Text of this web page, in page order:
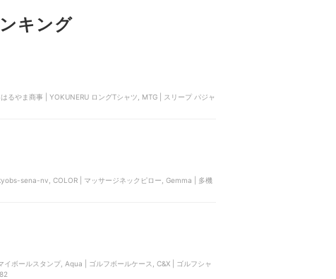
キング
るやま商事 | YOKUNERU ロングTシャツ, MTG | スリープ パジャ
sena-nv, COLOR | マッサージネックピロー, Gemma | 多機
ボールスタンプ, Aqua | ゴルフボールケース, C&X | ゴルフシャ